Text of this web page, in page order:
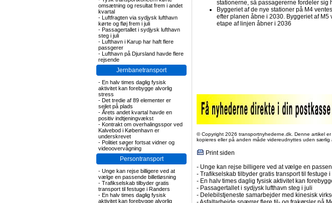
omsætning og resultat frem i andet
kvartal
- Luftfragten via sydjysk lufthavn
kørte og fløj frem i juli
- Passagertallet i sydjysk lufthavn
steg i juli
- Lufthavn i Karup har haft flere
passgerer
- Lufthavn på Djursland havde flere
rejsende
Jernbanetransport
- En halv times daglig fysisk
aktivitet kan forebygge alvorlig
stress
- Det tredie af 89 elementer er
sejlet på plads
- Årets andet kvartal havde en
positiv indtjeningvækst
- Kontrakt om overhalingsspor ved
Kalvebod i København er
underskrevet
- Politiet søger fortsat vidner og
videoovervågning
Persontransport
- Unge kan rejse billigere ved at
vælge en passende billetløsning
- Trafikselskab tilbyder gratis
transport til festuge i Randers
- En halv times daglig fysisk
aktivitet kan forebygge alvorlig
stationerne, så passagererne fordeler
Byggeriet af de nye stationer på M4
efter planen åbne i 2030. Byggeriet af M5
etape af linjen åbner i 2036
© Copyright 2026 transportnyhederne.dk. Denne artikel
kopieres eller på anden måde videreudnyttes uden særlig
Print siden
- Unge kan rejse billigere ved at vælge en
- Trafikselskab tilbyder gratis transport til festuge
- En halv times daglig fysisk aktivitet kan
- Passagertallet i sydjysk lufthavn steg i juli
- Delebilstjeneste samarbejder med kinesisk